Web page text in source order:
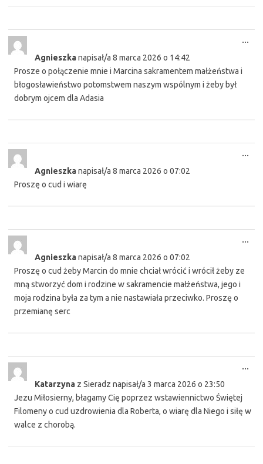
Agnieszkanapisał/a 8 marca 2026 o 14:42
Prosze o połączenie mnie i Marcina sakramentem małżeństwa i
błogosławieństwo potomstwem naszym wspólnym i żeby był
dobrym ojcem dla Adasia
...
Agnieszkanapisał/a 8 marca 2026 o 07:02
Proszę o cud i wiarę
...
Agnieszkanapisał/a 8 marca 2026 o 07:02
Proszę o cud żeby Marcin do mnie chciał wrócić i wrócił żeby ze
mną stworzyć dom i rodzine w sakramencie małżeństwa, jego i
moja rodzina była za tym a nie nastawiała przeciwko. Proszę o
przemianę serc
...
Katarzyna z Sieradz napisał/a 3 marca 2026 o 23:50
Jezu Miłosierny, błagamy Cię poprzez wstawiennictwo Świętej
Filomeny o cud uzdrowienia dla Roberta, o wiarę dla Niego i siłę w
walce z chorobą.
...